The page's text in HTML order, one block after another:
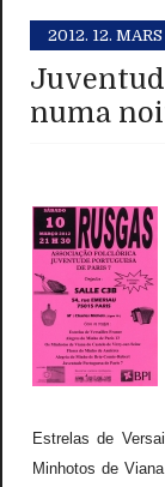
2012. 12. MARS
numa
Estrelas de
Minhotos de